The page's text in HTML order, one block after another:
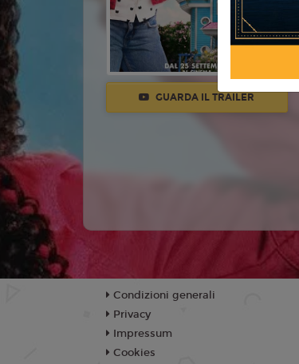
GUARDA IL TRAILER
Condizioni generali
Privacy
Impressum
Cookies